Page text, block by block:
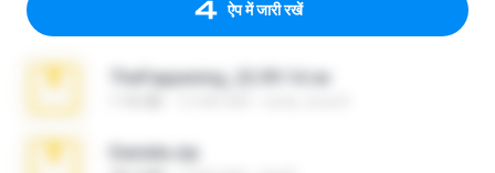
ऐप में जारी रखें
TheFappening_22.09.14.rar
Daniela.zip